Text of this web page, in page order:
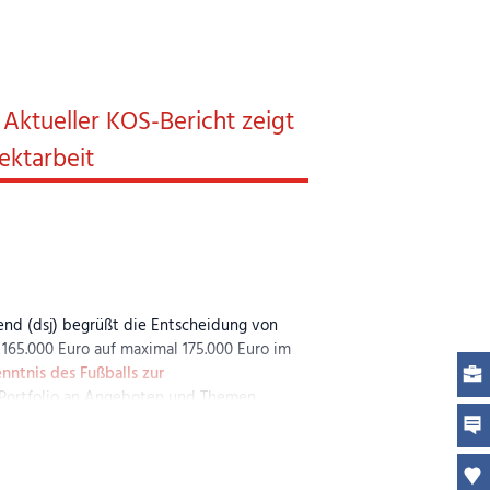
wir weiterhin eine Kita gestalten, in
freundlicherweise von einer
trägt auch eine unserer
großzügige Unterstützung und freuen
KOS-Bericht zeigt
(dsj) begrüßt die Entscheidung von
Euro auf maximal 175.000 Euro im
des Fußballs zur
an Angeboten und Themen
positiven Entwicklung von Fankultur